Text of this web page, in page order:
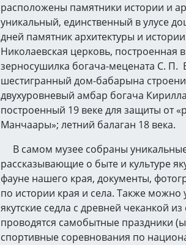
расположены памятники истории и
уникальный, единственный в улусе
дней памятник архитектуры и
Николаевская церковь, построенная в
зерносушилка богача-мецената С. П.
шестигранный дом-бабарына
двухуровневый амбар богача
построенный 19 веке для защиты от
Манчаары»; летний балаган 18 века.
В самом музее собраны
рассказывающие о быте и культуре
фауне нашего края, документы,
по истории края и села. Также можно
якутские седла с древней чеканкой
проводятся самобытные праздники
спортивные соревнования по